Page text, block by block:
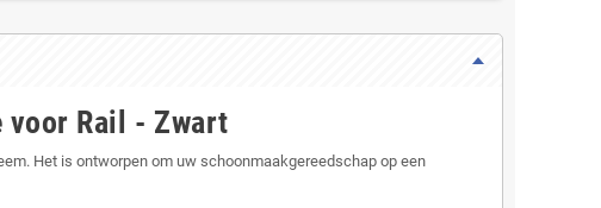
voor Rail - Zwart
Het is ontworpen om uw schoonmaakgereedschap op een